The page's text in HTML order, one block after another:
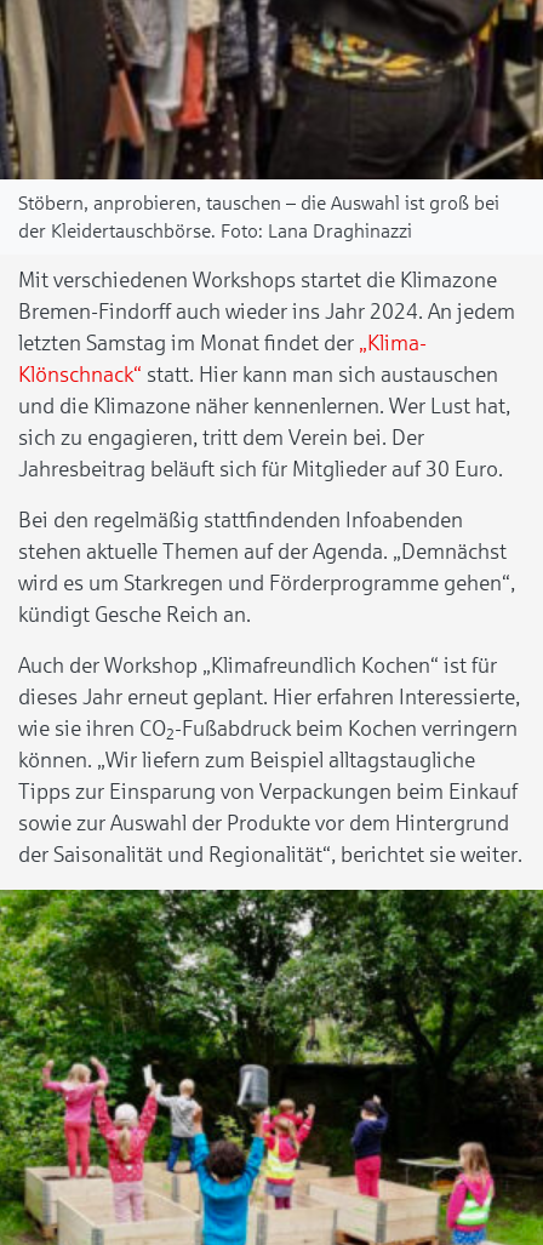
Stöbern, anprobieren, tauschen – die Auswahl ist groß bei
der Kleidertauschbörse.
Lana Draghinazzi
Mit verschiedenen Workshops startet die Klimazone
Bremen-Findorff auch wieder ins Jahr 2024. An jedem
letzten Samstag im Monat findet der „Klima-
Klönschnack“ statt. Hier kann man sich austauschen
und die Klimazone näher kennenlernen. Wer Lust hat,
sich zu engagieren, tritt dem Verein bei. Der
Jahresbeitrag beläuft sich für Mitglieder auf 30 Euro.
Bei den regelmäßig stattfindenden Infoabenden
stehen aktuelle Themen auf der Agenda. „Demnächst
wird es um Starkregen und Förderprogramme gehen“,
kündigt Gesche Reich an.
Auch der Workshop „Klimafreundlich Kochen“ ist für
dieses Jahr erneut geplant. Hier erfahren Interessierte,
wie sie ihren CO2-Fußabdruck beim Kochen verringern
können. „Wir liefern zum Beispiel alltagstaugliche
Tipps zur Einsparung von Verpackungen beim Einkauf
sowie zur Auswahl der Produkte vor dem Hintergrund
der Saisonalität und Regionalität“, berichtet sie weiter.